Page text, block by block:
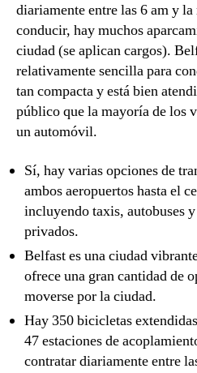
diariamente entre las 6 am y
conducir, hay muchos
ciudad (se aplican cargos).
relativamente sencilla para
tan compacta y está bien
público que la mayoría de los
un automóvil.
Sí, hay varias opciones de
ambos aeropuertos hasta el
incluyendo taxis, autobuses
privados.
Belfast es una ciudad
ofrece una gran cantidad de
moverse por la ciudad.
Hay 350 bicicletas
47 estaciones de
contratar diariamente entre